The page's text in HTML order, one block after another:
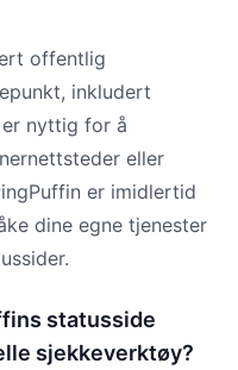
offentlig
inkludert
nyttig for å
eller
er imidlertid
dine egne tjenester
statusside
sjekkeverktøy?